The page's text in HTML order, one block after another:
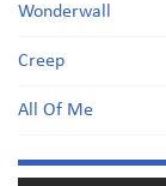
Wonderwall
Creep
All Of Me